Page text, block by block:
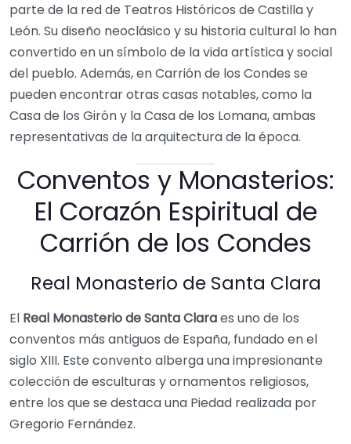
parte de la red de Teatros Históricos de Castilla y
León. Su diseño neoclásico y su historia cultural lo han
convertido en un símbolo de la vida artística y social
del pueblo. Además, en Carrión de los Condes se
pueden encontrar otras casas notables, como la
Casa de los Girón y la Casa de los Lomana, ambas
representativas de la arquitectura de la época.
Conventos y Monasterios:
El Corazón Espiritual de
Carrión de los Condes
Real Monasterio de Santa Clara
El Real Monasterio de Santa Claraes uno de los
conventos más antiguos de España, fundado en el
siglo XIII. Este convento alberga una impresionante
colección de esculturas y ornamentos religiosos,
entre los que se destaca una Piedad realizada por
Gregorio Fernández.